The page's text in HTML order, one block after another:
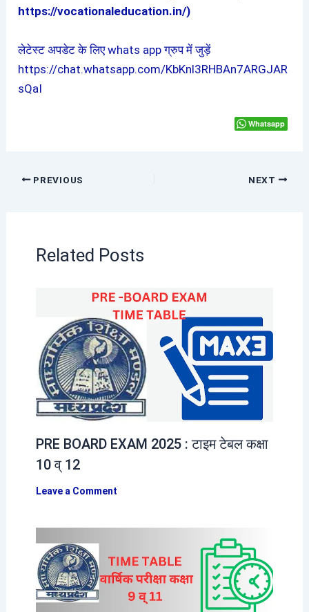
https://vocationaleducation.in/)
लेटेस्ट अपडेट के लिए whats app ग्रुप में जुड़ें
https://chat.whatsapp.com/KbKnl3RHBAn7ARGJAR
sQaI
Whatsapp
PREVIOUS NEXT
Related Posts
PRE BOARD EXAM 2025 : टाइम टेबल कक्षा
10 व् 12
Leave a Comment